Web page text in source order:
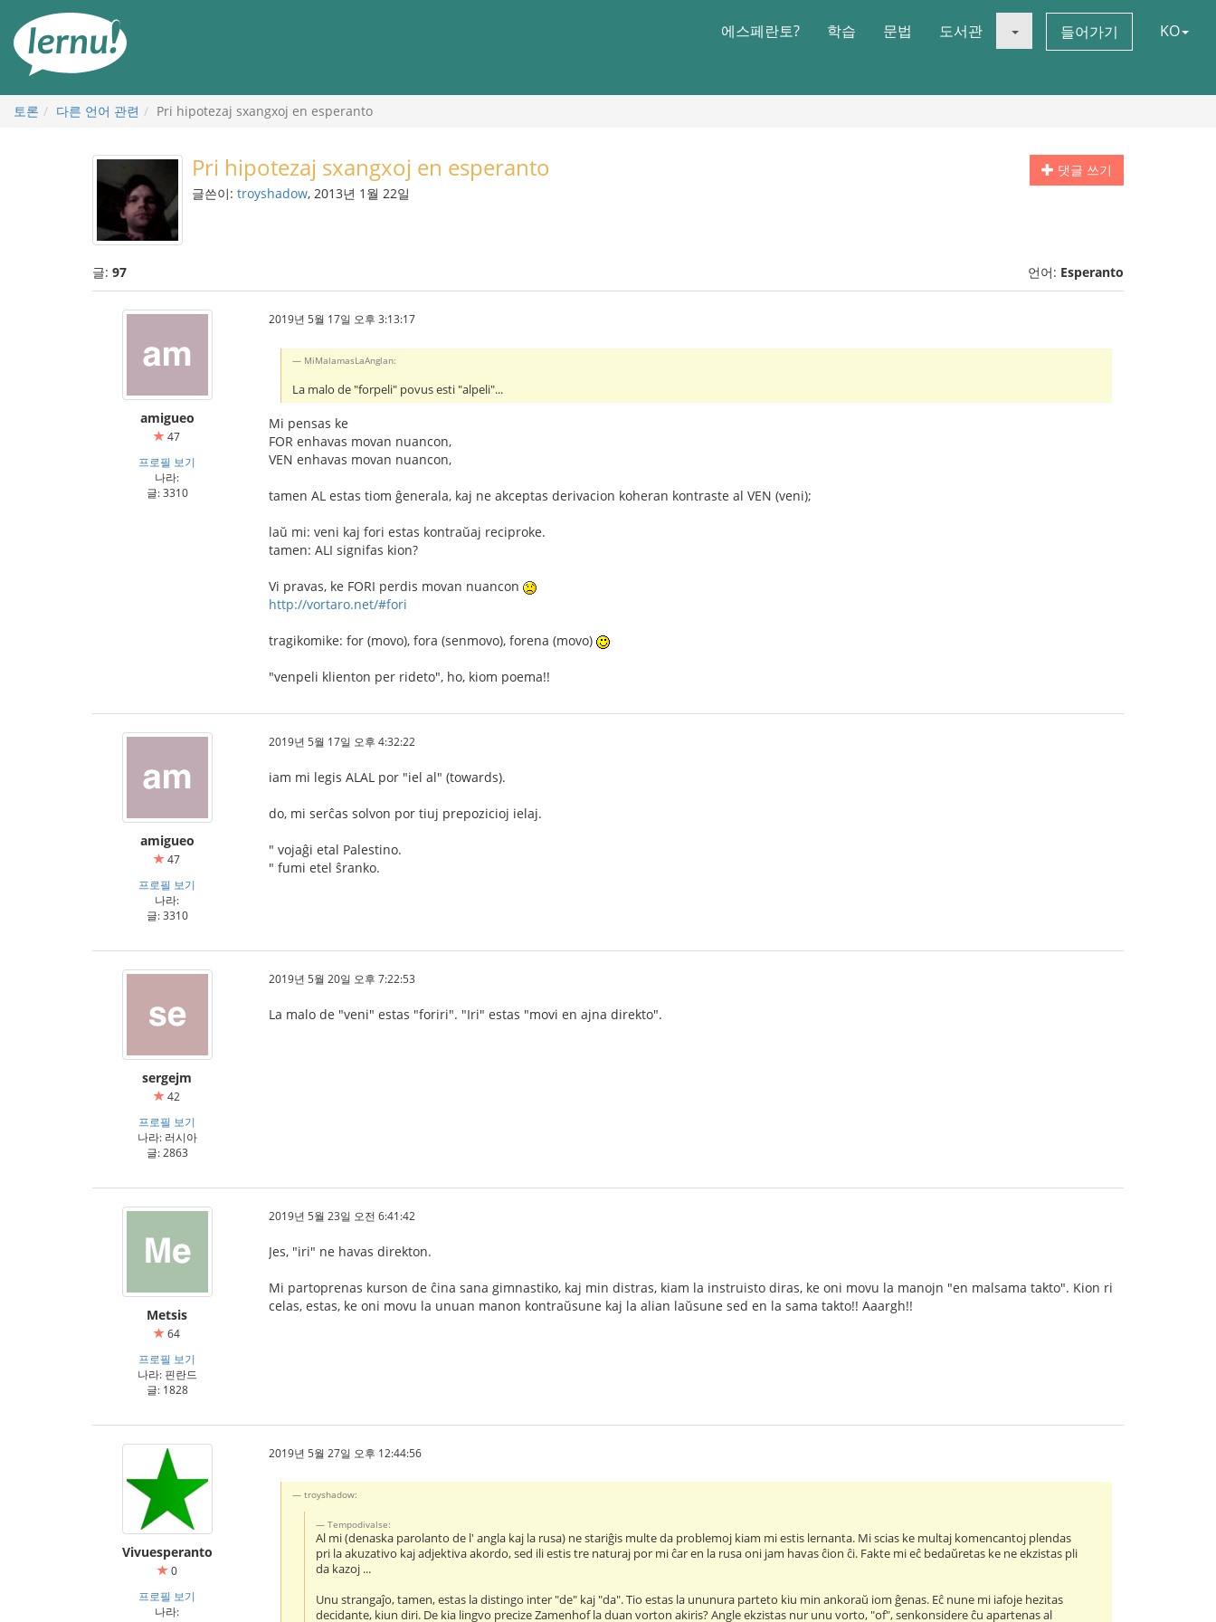
에스페란토? 학습 문법 도서관 들어가기 KO
토론 다른 언어 관련 Pri hipotezaj sxangxoj en esperanto
댓글 쓰기
Pri hipotezaj sxangxoj en esperanto
글쓴이: troyshadow, 2013년 1월 22일
글: 97 언어: Esperanto
amigueo
47
프로필 보기
나라:
글: 3310
2019년 5월 17일 오후 3:13:17
MiMalamasLaAnglan:
La malo de "forpeli" povus esti "alpeli"...
Mi pensas ke
FOR enhavas movan nuancon,
VEN enhavas movan nuancon,
tamen AL estas tiom ĝenerala, kaj ne akceptas derivacion koheran kontraste al VEN (veni);
laŭ mi: veni kaj fori estas kontraŭaj reciproke.
tamen: ALI signifas kion?
Vi pravas, ke FORI perdis movan nuancon
http://vortaro.net/#fori
tragikomike: for (movo), fora (senmovo), forena (movo)
"venpeli klienton per rideto", ho, kiom poema!!
amigueo
47
프로필 보기
나라:
글: 3310
2019년 5월 17일 오후 4:32:22
iam mi legis ALAL por "iel al" (towards).
do, mi serĉas solvon por tiuj prepozicioj ielaj.
" vojaĝi etal Palestino.
" fumi etel ŝranko.
sergejm
42
프로필 보기
나라: 러시아
글: 2863
2019년 5월 20일 오후 7:22:53
La malo de "veni" estas "foriri". "Iri" estas "movi en ajna direkto".
Metsis
64
프로필 보기
나라: 핀란드
글: 1828
2019년 5월 23일 오전 6:41:42
Jes, "iri" ne havas direkton.
Mi partoprenas kurson de ĉina sana gimnastiko, kaj min distras, kiam la instruisto diras, ke oni movu la manojn "en malsama takto". Kion ri
celas, estas, ke oni movu la unuan manon kontraŭsune kaj la alian laŭsune sed en la sama takto!! Aaargh!!
Vivuesperanto
0
프로필 보기
나라:
2019년 5월 27일 오후 12:44:56
troyshadow:
Tempodivalse:
Al mi (denaska parolanto de l' angla kaj la rusa) ne stariĝis multe da problemoj kiam mi estis lernanta. Mi scias ke multaj komencantoj plendas
pri la akuzativo kaj adjektiva akordo, sed ili estis tre naturaj por mi ĉar en la rusa oni jam havas ĉion ĉi. Fakte mi eĉ bedaŭretas ke ne ekzistas pli
da kazoj ...
Unu strangaĵo, tamen, estas la distingo inter "de" kaj "da". Tio estas la ununura parteto kiu min ankoraŭ iom ĝenas. Eĉ nune mi iafoje hezitas
decidante, kiun diri. De kia lingvo precize Zamenhof la duan vorton akiris? Angle ekzistas nur unu vorto, "of", senkonsidere ĉu apartenas al